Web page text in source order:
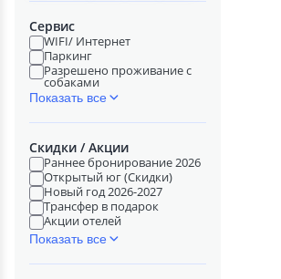
Сервис
WIFI/ Интернет
Паркинг
Разрешено проживание с
собаками
Показать все
Скидки / Акции
Раннее бронирование 2026
Открытый юг (Скидки)
Новый год 2026-2027
Трансфер в подарок
Акции отелей
Показать все